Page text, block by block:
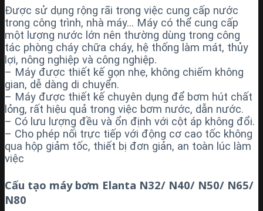
Được sử dụng rộng rãi trong việc cung cấp nước
trong công trình, nhà máy… Máy có thể cung cấp
một lượng nước lớn nên thường dùng trong công
tác phòng cháy chữa cháy, hệ thống làm mát, thủy
lợi, nông nghiệp và công nghiệp.
– Máy được thiết kế gọn nhẹ, không chiếm không
gian, dễ dàng di chuyển.
– Máy được thiết kế chuyên dụng để bơm hút chất
lỏng, rất hiệu quả trong việc bơm nước, dẫn nước.
– Có lưu lượng đều và ổn định với cột áp không đổi.
– Cho phép nối trực tiếp với động cơ cao tốc không
qua hộp giảm tốc, thiết bị đơn giản, an toàn lúc làm
việc
Cấu tạo máy bơm Elanta N32/ N40/ N50/ N65/
N80